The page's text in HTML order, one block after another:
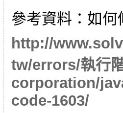
參考資料：如
http://
tw/errors/執行
corporation/
code-1603/